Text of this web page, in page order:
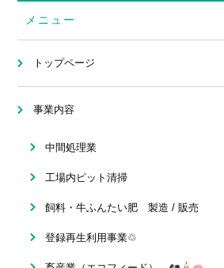
メニュー
トップページ
事業内容
中間処理業
工場内ピット清掃
飼料・牛ふんたい肥 製造 / 販売
登録再生利用事業♲